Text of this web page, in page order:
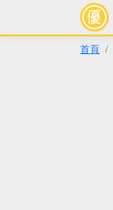
首頁